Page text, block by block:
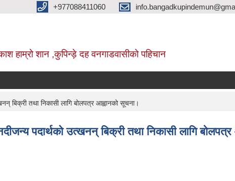
+977088411060
हाम्रो शान ,कुपिन्ड़े दह वनगाडवासीको पहिचान
बिक्री तथा निकासी लागि बोलपत्र आह्वानको सूचना।
पदार्थको उत्खनन् बिक्री तथा निकासी लागि